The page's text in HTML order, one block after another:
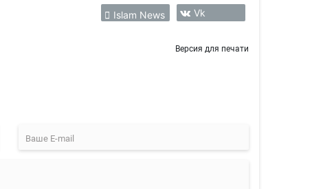
Islam News Vk
Версия для печати